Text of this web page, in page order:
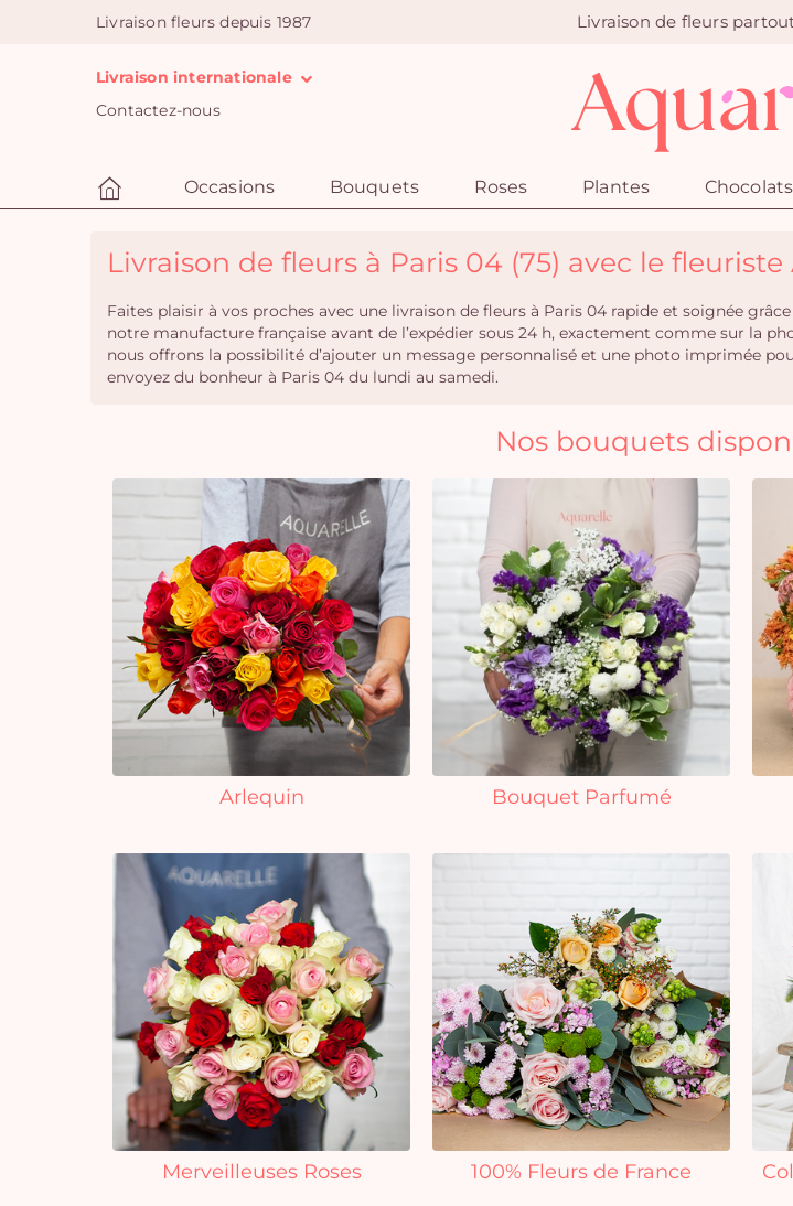
Livraison fleurs depuis 1987 Livraison de fleurs
Livraison internationale
Contactez-nous
Occasions Bouquets Roses Plantes Chocolats
Livraison de fleurs à Paris 04 (75) avec le
Faites plaisir à vos proches avec une livraison de fleurs à Paris 04 rapide et soignée
notre manufacture française avant de l’expédier sous 24 h, exactement comme sur la
nous offrons la possibilité d’ajouter un message personnalisé et une photo imprimée
envoyez du bonheur à Paris 04 du lundi au samedi.
Nos bouquets
Arlequin Bouquet Parfumé
Merveilleuses Roses 100% Fleurs de France